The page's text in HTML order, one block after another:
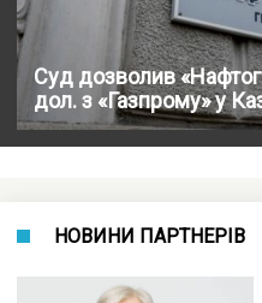
Суд дозволив
дол. з «Газпрому» у
НОВИНИ ПАРТНЕРІВ